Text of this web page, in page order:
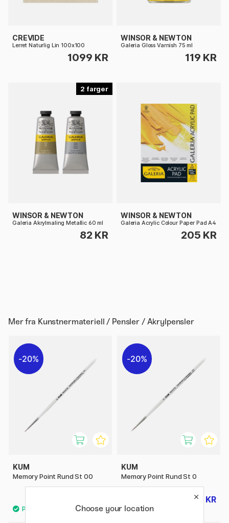
CREVIDE
Lerret Naturlig Lin 100x100
1099 KR
WINSOR & NEWTON
Galeria Gloss Varnish 75 ml
119 KR
2
WINSOR & NEWTON
Galeria Akrylmaling Metallic 60 ml
82 KR
WINSOR & NEWTON
Galeria Acrylic Colour Paper Pad A4
205 KR
Mer fra Kunstnermateriell / Pensler / Akrylpensler
20%
KUM
Memory Point Rund St 00
20%
KUM
Memory Point Rund St 0
48 KR
Choose your location